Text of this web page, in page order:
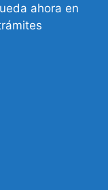
ahora en